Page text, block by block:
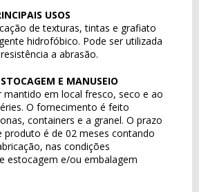
USOS
de texturas, tintas e grafiato
hidrofóbico. Pode ser utilizada
a abrasão.
E MANUSEIO
mantido em local fresco, seco e ao
O fornecimento é feito
containers e a granel. O prazo
produto é de 02 meses contando
nas condições
estocagem e/ou embalagem